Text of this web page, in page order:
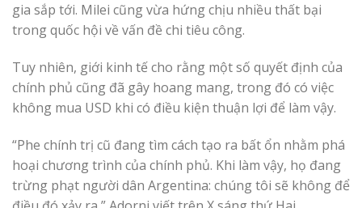
gia sắp tới. Milei cũng vừa hứng chịu nhiều thất bại
trong quốc hội về vấn đề chi tiêu công.
Tuy nhiên, giới kinh tế cho rằng một số quyết định của
chính phủ cũng đã gây hoang mang, trong đó có việc
không mua USD khi có điều kiện thuận lợi để làm vậy.
“Phe chính trị cũ đang tìm cách tạo ra bất ổn nhằm phá
hoại chương trình của chính phủ. Khi làm vậy, họ đang
trừng phạt người dân Argentina: chúng tôi sẽ không để